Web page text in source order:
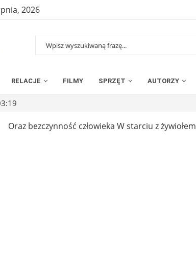
2026
RELACJE FILMY SPRZĘT AUTORZY
Oraz bezczynność człowieka W starciu z żywiołem